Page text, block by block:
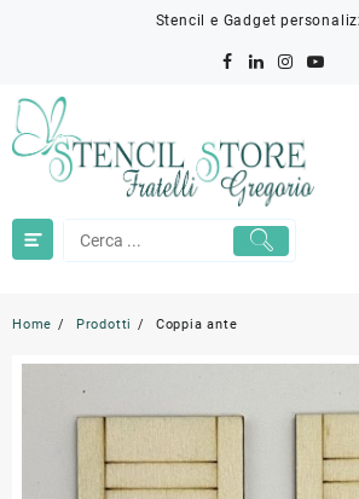
Stencil e Gadget
Home Prodotti Coppia ante